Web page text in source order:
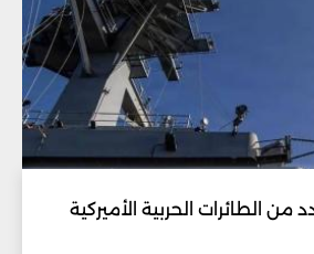
الطائرات الحربية الأميركية